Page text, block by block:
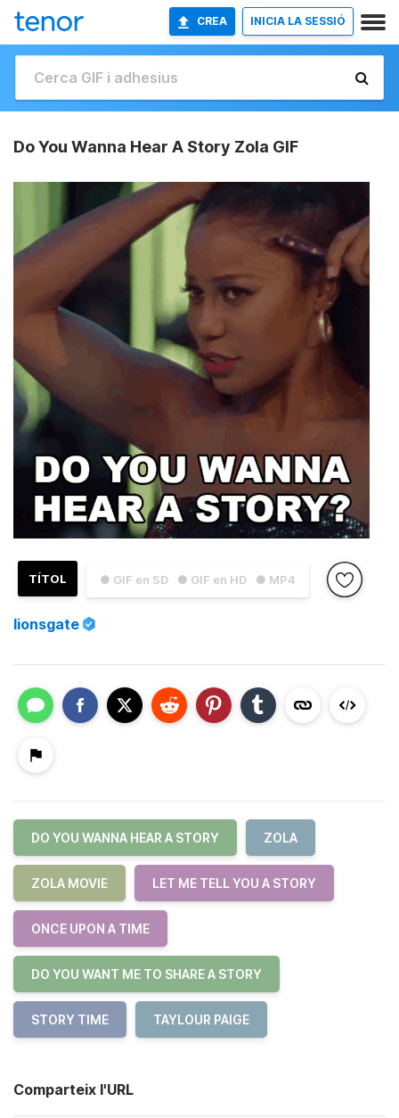
CREA INICIA LA SESSIÓ
Do You Wanna Hear A Story Zola GIF
● GIF en SD ● GIF en HD ● MP4
TÍTOL
lionsgate
DO YOU WANNA HEAR A STORY ZOLA
ZOLA MOVIE LET ME TELL YOU A STORY
ONCE UPON A TIME
DO YOU WANT ME TO SHARE A STORY
STORY TIME TAYLOUR PAIGE
Comparteix l'URL